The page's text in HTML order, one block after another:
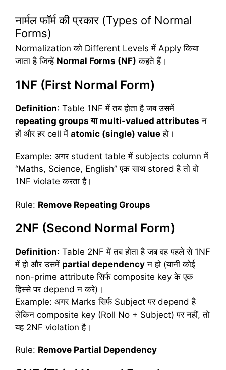
नार्मल फॉर्म की प्रकार (Types of Normal
Forms)
Normalization को Different Levels में Apply किया
जाता है जिन्हें Normal Forms (NF) कहते हैं।
1NF (First Normal Form)
Definition: Table 1NF में तब होता है जब उसमें
repeating groupsया multi-valued attributes न
हों और हर cell में atomic (single) value हो।
Example: अगर student table में subjects column में
“Maths, Science, English” एक साथ stored है तो वो
1NF violate करता है।
Rule: Remove Repeating Groups
2NF (Second Normal Form)
Definition: Table 2NF में तब होता है जब वह पहले से 1NF
में हो और उसमें partial dependency न हो (यानी कोई
non-prime attribute सिर्फ composite key के एक
हिस्से पर depend न करे)।
Example: अगर Marks सिर्फ Subject पर depend है
लेकिन composite key (Roll No + Subject) पर नहीं, तो
यह 2NF violation है।
Rule: Remove Partial Dependency